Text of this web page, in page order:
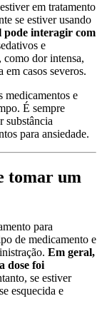
em tratamento
se estiver usando
pode interagir com
e
como dor intensa,
em casos severos.
medicamentos e
É sempre
substância
para ansiedade.
tomar um
para
de medicamento e
Em geral,
dose foi
se estiver
esquecida e